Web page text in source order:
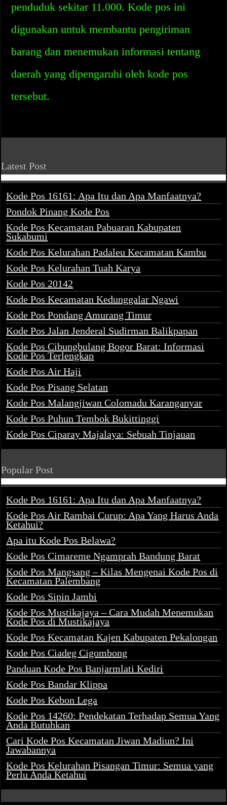
penduduk sekitar 11.000. Kode pos ini
digunakan untuk membantu pengiriman
barang dan menemukan informasi tentang
daerah yang dipengaruhi oleh kode pos
tersebut.
Latest Post
Kode Pos 16161: Apa Itu dan Apa Manfaatnya?
Pondok Pinang Kode Pos
Kode Pos Kecamatan Pabuaran Kabupaten
Sukabumi
Kode Pos Kelurahan Padaleu Kecamatan Kambu
Kode Pos Kelurahan Tuah Karya
Kode Pos 20142
Kode Pos Kecamatan Kedunggalar Ngawi
Kode Pos Pondang Amurang Timur
Kode Pos Jalan Jenderal Sudirman Balikpapan
Kode Pos Cibungbulang Bogor Barat: Informasi
Kode Pos Terlengkap
Kode Pos Air Haji
Kode Pos Pisang Selatan
Kode Pos Malangjiwan Colomadu Karanganyar
Kode Pos Puhun Tembok Bukittinggi
Kode Pos Ciparay Majalaya: Sebuah Tinjauan
Popular Post
Kode Pos 16161: Apa Itu dan Apa Manfaatnya?
Kode Pos Air Rambai Curup: Apa Yang Harus Anda
Ketahui?
Apa itu Kode Pos Belawa?
Kode Pos Cimareme Ngamprah Bandung Barat
Kode Pos Mangsang – Kilas Mengenai Kode Pos di
Kecamatan Palembang
Kode Pos Sipin Jambi
Kode Pos Mustikajaya – Cara Mudah Menemukan
Kode Pos di Mustikajaya
Kode Pos Kecamatan Kajen Kabupaten Pekalongan
Kode Pos Ciadeg Cigombong
Panduan Kode Pos Banjarmlati Kediri
Kode Pos Bandar Klippa
Kode Pos Kebon Lega
Kode Pos 14260: Pendekatan Terhadap Semua Yang
Anda Butuhkan
Cari Kode Pos Kecamatan Jiwan Madiun? Ini
Jawabannya
Kode Pos Kelurahan Pisangan Timur: Semua yang
Perlu Anda Ketahui